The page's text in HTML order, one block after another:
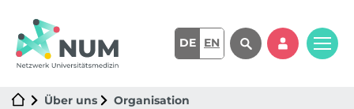
DE EN
Über uns
Organisation